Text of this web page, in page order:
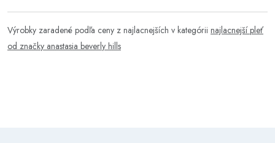
Výrobky zaradené podľa ceny z najlacnejších v kategórii najlacnejší pleť
od značky anastasia beverly hills